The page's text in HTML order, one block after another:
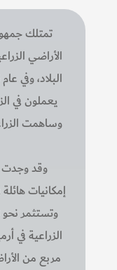
وقد وجدت
إمكانيات
مربع من